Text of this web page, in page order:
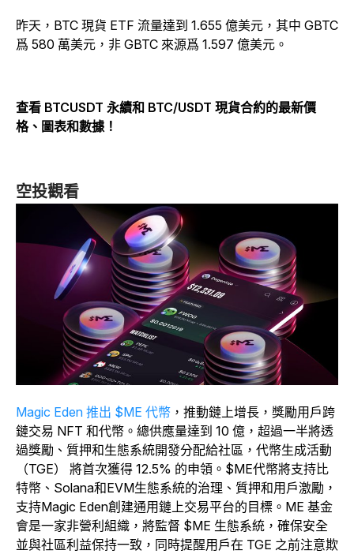
昨天，BTC 現貨 ETF 流量達到 1.655 億美元，其中 GBTC
爲 580 萬美元，非 GBTC 來源爲 1.597 億美元。
查看 BTCUSDT 永續和 BTC/USDT 現貨合約的最新價
格、圖表和數據！
空投觀看
Magic Eden 推出 $ME 代幣 ，推動鏈上增長，獎勵用戶跨
鏈交易 NFT 和代幣。總供應量達到 10 億，超過一半將透
過獎勵、質押和生態系統開發分配給社區，代幣生成活動
（TGE） 將首次獲得 12.5% 的申領。$ME代幣將支持比
特幣、Solana和EVM生態系統的治理、質押和用戶激勵，
支持Magic Eden創建通用鏈上交易平台的目標。ME 基金
會是一家非營利組織，將監督 $ME 生態系統，確保安全
並與社區利益保持一致，同時提醒用戶在 TGE 之前注意欺